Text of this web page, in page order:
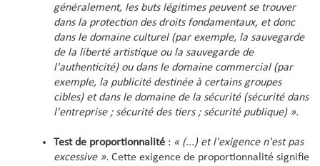
généralement, les buts légitimes peuvent se trouver
dans la protection des droits fondamentaux, et donc
dans le domaine culturel (par exemple, la sauvegarde
de la liberté artistique ou la sauvegarde de
l'authenticité) ou dans le domaine commercial (par
exemple, la publicité destinée à certains groupes
cibles) et dans le domaine de la sécurité (sécurité dans
l'entreprise ; sécurité des tiers ; sécurité publique) ».
Test de proportionnalité : « (...) et l'exigence n'est pas
excessive ». Cette exigence de proportionnalité signifie